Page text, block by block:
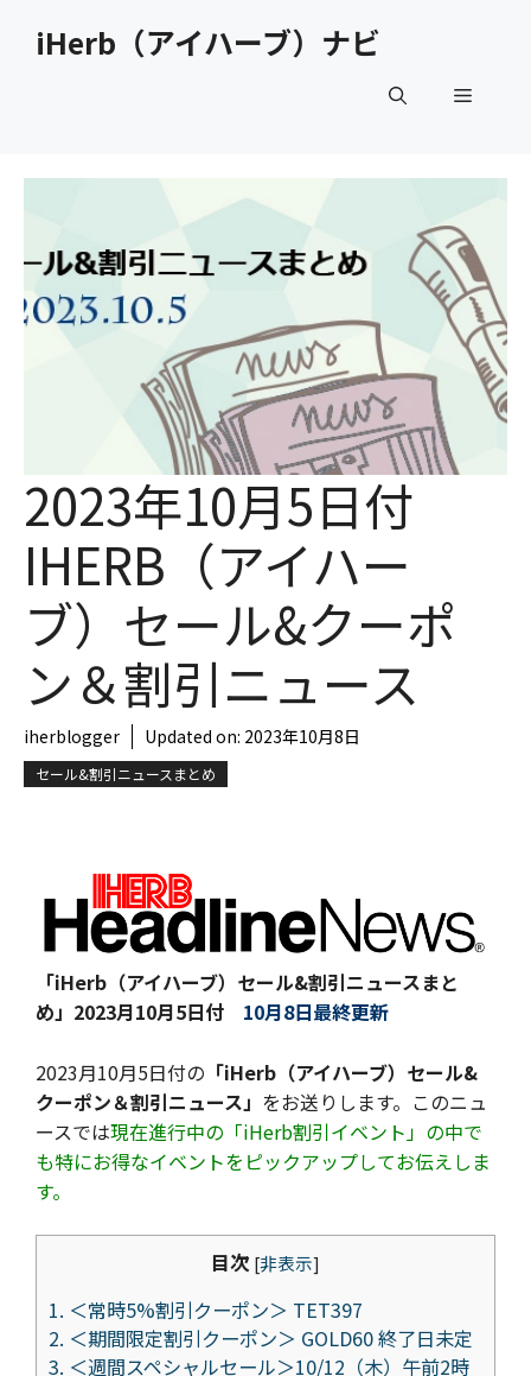
iHerb（アイハーブ）ナビ
メ
ー
2023年10月5日付
IHERB（アイハー
ブ）セール&クーポ
ン＆割引ニュース
iherblogger Updated on: 2023年10月8日
セール&割引ニュースまとめ
「iHerb（アイハーブ）セール&割引ニュースまと
め」 2023月10月5日付 10月8日最終更新
2023月10月5日付の 「iHerb（アイハーブ）セール&
クーポン＆割引ニュース」 をお送りします。このニュ
ースでは現在進行中の「iHerb割引イベント」の中で
も特にお得なイベントをピックアップしてお伝えしま
す。
目次 [非表示]
1. ＜常時5%割引クーポン＞ TET397
2. ＜期間限定割引クーポン＞ GOLD60 終了日未定
3. ＜週間スペシャルセール＞10/12（木）午前2時